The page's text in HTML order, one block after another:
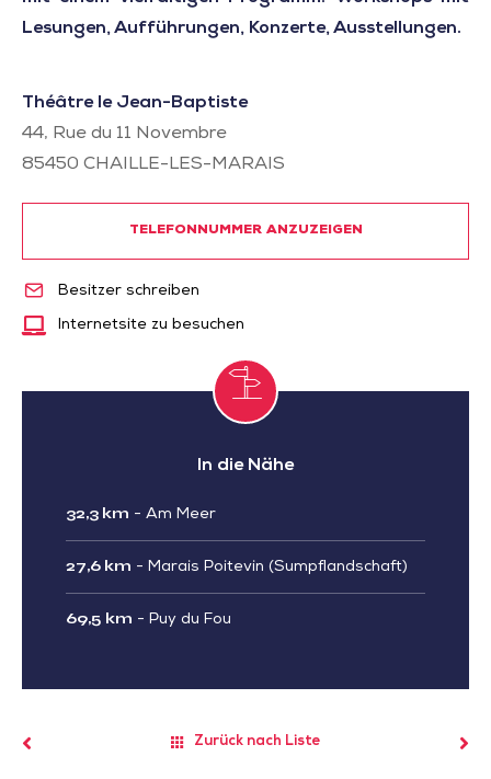
Lesungen, Aufführungen, Konzerte, Ausstellungen.
Théâtre le Jean-Baptiste
44, Rue du 11 Novembre
85450 CHAILLE-LES-MARAIS
TELEFONNUMMER ANZUZEIGEN
Besitzer schreiben
Internetsite zu besuchen
In die Nähe
32,3 km - Am Meer
27,6 km - Marais Poitevin (Sumpflandschaft)
69,5 km - Puy du Fou
Zurück nach Liste